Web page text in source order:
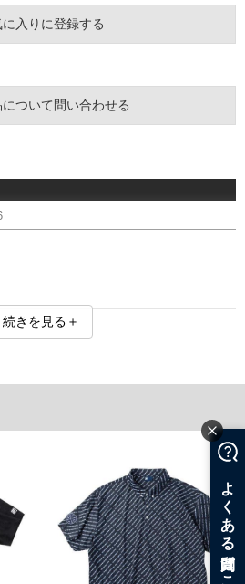
に入りに登録する
ついて問い合わせる
ト／刺繍／プリント(昇華転写)／段違いサ
ングカノコ／遮熱
/袖丈
続きを見る＋